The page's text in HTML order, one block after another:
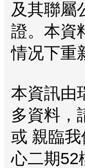
及其聯屬
證。本資
情况下重
本資訊由
多資料，
或 親臨
心二期52